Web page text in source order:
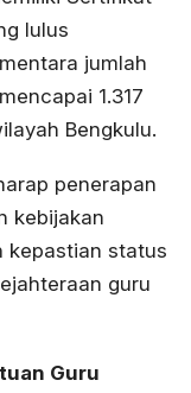
lulus
jumlah
1.317
Bengkulu.
penerapan
kebijakan
kepastian status
guru
Guru